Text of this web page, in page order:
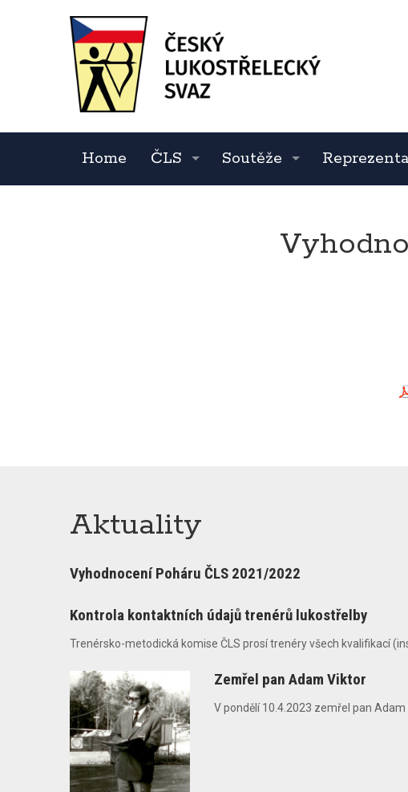
Home ČLS Soutěže
Aktuality
Vyhodnocení Poháru ČLS 2021/2022
Kontrola kontaktních údajů trenérů lukostřelby
Trenérsko-metodická komise ČLS prosí trenéry všech kvalifikací
Zemřel pan Adam Viktor
V pondělí 10.4.2023 zemřel pan Adam